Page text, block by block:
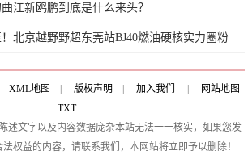
江新鸥鹏到底是什么来头？
北京越野野超东莞站BJ40燃油硬核实力圈粉
XML地图 | 版权声明 | 加入我们 |
网站地图
TXT
述文字以及内容数据庞杂本站无法一一核实，如果您发
权益的内容，请联系我们，本网站将立即予以删除！